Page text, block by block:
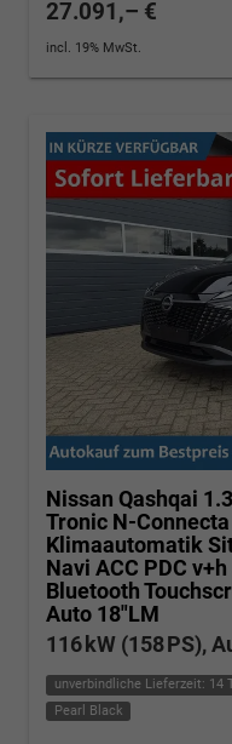
27.091,– €
incl. 19% MwSt.
Nissan Qashqai
Tronic N-
Klimaautomatik
Navi ACC PDC
Bluetooth
Auto 18"LM
116 kW (158 PS),
unverbindliche Lieferzeit: 14
Pearl Black